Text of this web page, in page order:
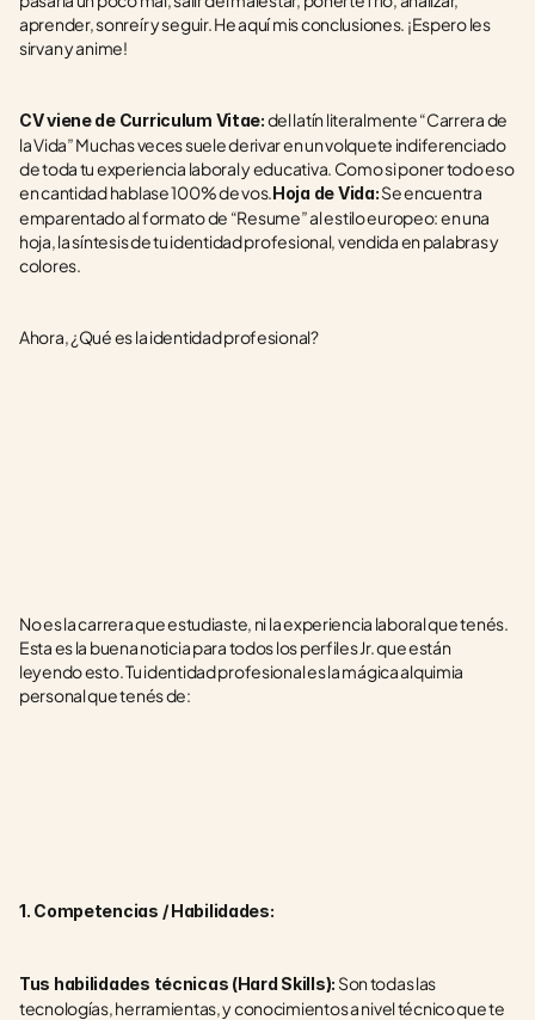
aprender, sonreír y seguir. He aquí mis conclusiones. ¡Espero les
sirvan y anime!
CV viene de Curriculum Vitae: del latín literalmente “Carrera de
la Vida” Muchas veces suele derivar en un volquete indiferenciado
de toda tu experiencia laboral y educativa. Como si poner todo eso
en cantidad hablase 100% de vos.Hoja de Vida: Se encuentra
emparentado al formato de “Resume” al estilo europeo: en una
hoja, la síntesis de tu identidad profesional, vendida en palabras y
colores.
Ahora, ¿Qué es la identidad profesional?
No es la carrera que estudiaste, ni la experiencia laboral que tenés.
Esta es la buena noticia para todos los perfiles Jr. que están
leyendo esto. Tu identidad profesional es la mágica alquimia
personal que tenés de:
1. Competencias / Habilidades:
Tus habilidades técnicas (Hard Skills): Son todas las
tecnologías, herramientas, y conocimientos a nivel técnico que te